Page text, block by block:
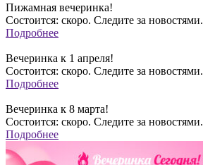
Пижамная вечеринка!
Состоится: скоро. Следите за новостями.
Подробнее
Вечеринка к 1 апреля!
Состоится: скоро. Следите за новостями.
Подробнее
Вечеринка к 8 марта!
Состоится: скоро. Следите за новостями.
Подробнее